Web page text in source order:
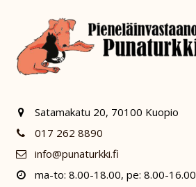
Satamakatu 20, 70100 Kuopio
017 262 8890
info@punaturkki.fi
ma-to: 8.00-18.00, pe: 8.00-16.00